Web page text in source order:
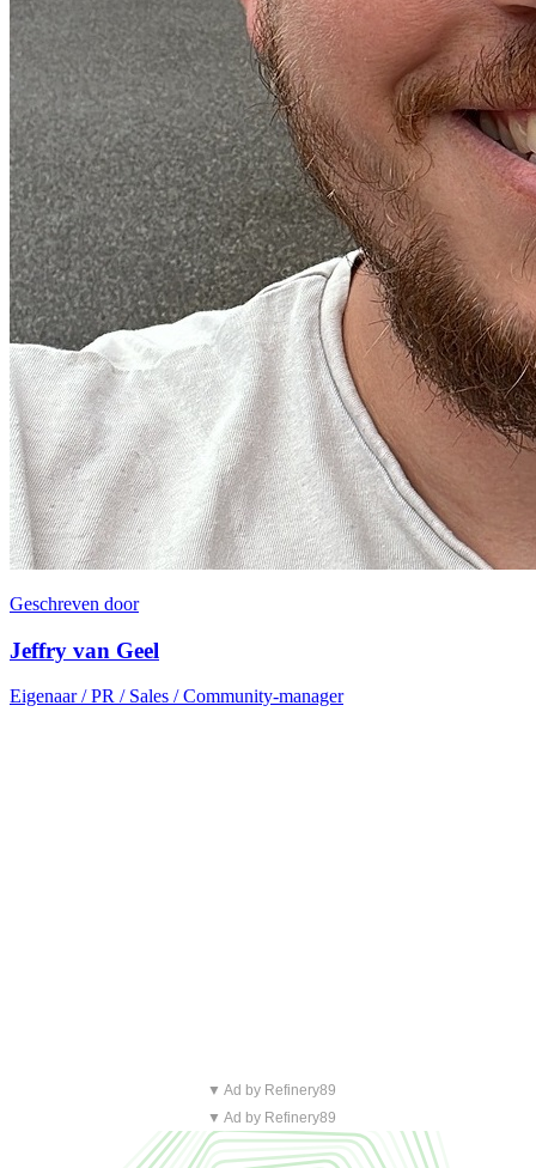
Geschreven door
Jeffry van Geel
Eigenaar / PR / Sales / Community-manager
▼ Ad by Refinery89
▼ Ad by Refinery89